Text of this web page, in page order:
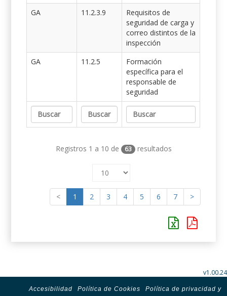
GA
11.2.3.9
Requisitos de
seguridad de carga y
correo distintos de la
inspección
GA
11.2.5
Formación
específica para el
responsable de
seguridad
Registros 1 a 10 de 63 resultados
< 1 2 3 4 5 6 7 >
v1.00.24
Accesibilidad Política de Cookies
Política de privacidad y